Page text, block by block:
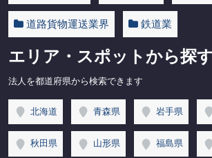
道路貨物運送業界 鉄道業
エリア・スポットから探
法人を都道府県から検索できます
北海道 青森県 岩手県
秋田県 山形県 福島県